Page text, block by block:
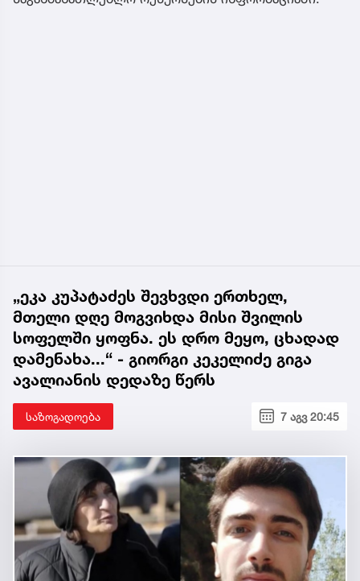
„ეკა კუპატაძეს შევხვდი ერთხელ,
მთელი დღე მოგვიხდა მისი შვილის
სოფელში ყოფნა. ეს დრო მეყო, ცხადად
დამენახა...“ - გიორგი კეკელიძე გიგა
ავალიანის დედაზე წერს
საზოგადოება 7 აგვ 20:45